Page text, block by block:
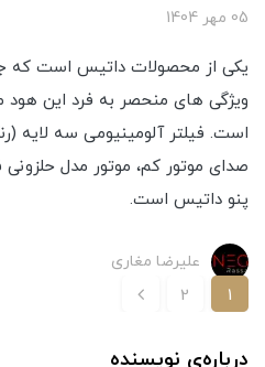
05 مهر 1404
یکی از محصولات داتیس است که
ویژگی های منحصر به فرد این هود
است. فیلتر آلومینیومی سه لایه
صدای موتور کم، موتور مدل
پنو داتیس است.
علیرضا مغاری
1
2
درباره‌ی نویسنده